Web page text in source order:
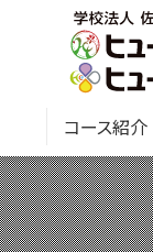
コース紹介